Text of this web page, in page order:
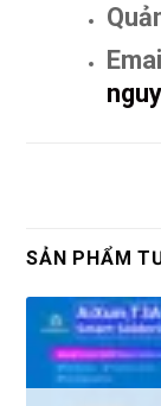
SẢN PHẨM